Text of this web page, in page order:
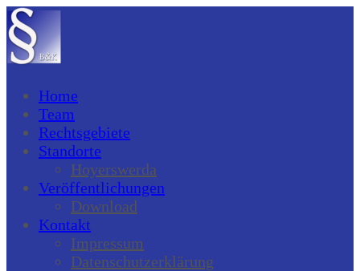
Home
Team
Rechtsgebiete
Standorte
Hoyerswerda
Veröffentlichungen
Download
Kontakt
Impressum
Datenschutzerklärung